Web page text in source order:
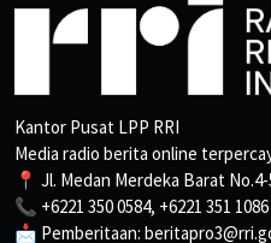
Kantor Pusat LPP RRI
Media radio berita online
📍 Jl. Medan Merdeka Barat
📞 +6221 350 0584, +6221 351 1086
📩 Pemberitaan: